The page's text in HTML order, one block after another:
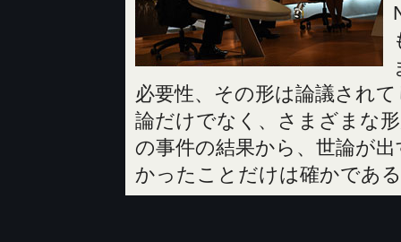
必要性、その形は論議され
論だけでなく、さまざまな
の事件の結果から、世論が
かったことだけは確かであ